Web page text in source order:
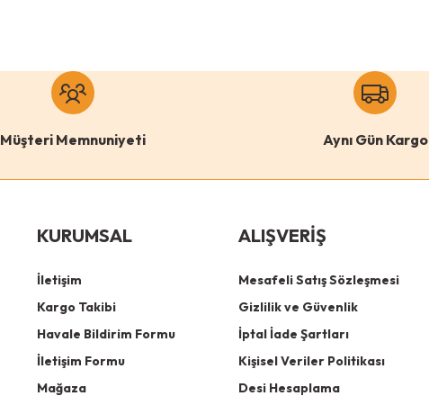
Müşteri Memnuniyeti Aynı Gün Kargo
KURUMSAL
İletişim
Kargo Takibi
Havale Bildirim Formu
İletişim Formu
Mağaza
ALIŞVERİŞ
Mesafeli Satış Sözleşmesi
Gizlilik ve Güvenlik
İptal İade Şartları
Kişisel Veriler Politikası
Desi Hesaplama